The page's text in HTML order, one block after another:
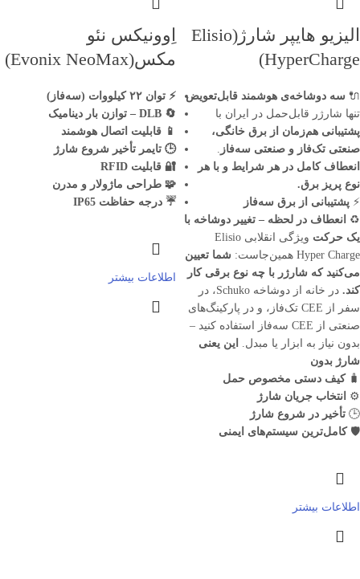
الیزیو هایپر شارژ(Elisio
HyperCharge)
🔌 سه دوشاخه‌ی هوشمند قابل‌تعویض
تنها شارژر قابل‌حمل در ایران با
پشتیبانی هم‌زمان از برق خانگی،
صنعتی تک‌فاز و صنعتی سه‌فاز
انعطاف کامل در هر شرایط و با هر
نوع پریز برق.
⚡ پشتیبانی از برق سه‌فاز
♻️ انعطاف در لحظه – تغییر دوشاخه با
یک حرکت
ویژگی انقلابی Elisio
Hyper Charge همین‌جاست:
شما تعیین
می‌کنید که شارژر با چه نوع برقی کار
کند.
در خانه از دوشاخه Schuko، در
سفر از CEE تک‌فاز، و در پارکینگ‌های
صنعتی از CEE سه‌فاز استفاده کنید –
بدون نیاز به ابزار یا مبدل.
این یعنی
شارژ بدون
🧳 کیف دستی مخصوص حمل
⚙️ انتخاب جریان شارژ
🕒 تأخیر در شروع شارژ
🛡️ کامل‌ترین سیستم‌های ایمنی
اطلاعات بیشتر
اِوونیکس نئو
مکس(Evonix NeoMax)
⚡ توان ۲۲ کیلووات (سه‌فاز)
🔄
توازن بار دینامیک
📱 قابلیت اتصال هوشمند
🕒 تایمر تأخیر شروع شارژ
🔐 قابلیت
🧩 طراحی ماژولار و مدرن
☔ درجه حفاظت
اطلاعات بیشتر